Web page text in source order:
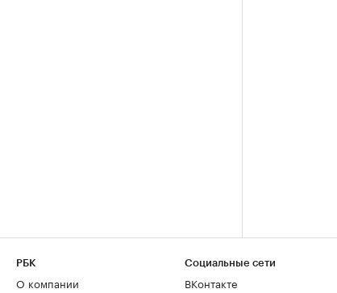
РБК
О компании
Социальные сети
ВКонтакте